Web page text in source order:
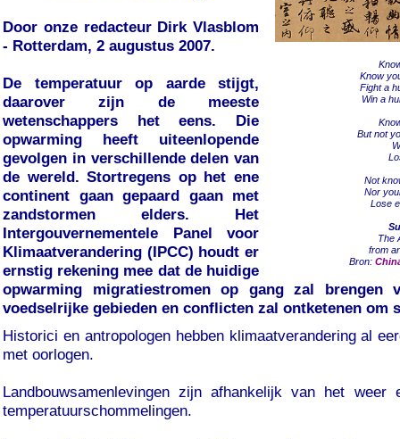
Know
Fight a
Win a
But not
Not
Nor
Lose
The
from
Bron:
Door onze redacteur Dirk Vlasblom
- Rotterdam, 2 augustus 2007.
De temperatuur op aarde stijgt,
daarover zijn de meeste
wetenschappers het eens. Die
opwarming heeft uiteenlopende
gevolgen in verschillende delen van
de wereld. Stortregens op het ene
continent gaan gepaard gaan met
zandstormen elders. Het
Intergouvernementele Panel voor
Klimaatverandering (IPCC) houdt er
ernstig rekening mee dat de huidige
opwarming migratiestromen op gang zal brengen
voedselrijke gebieden en conflicten zal ontketenen om
Historici en antropologen hebben klimaatverandering al
met oorlogen.
Landbouwsamenlevingen zijn afhankelijk van het
temperatuurschommelingen.